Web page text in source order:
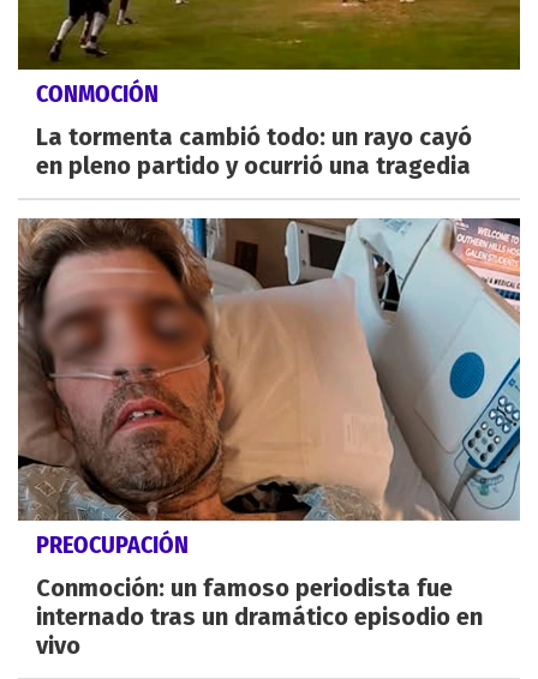
CONMOCIÓN
La tormenta cambió todo: un rayo cayó
en pleno partido y ocurrió una tragedia
PREOCUPACIÓN
Conmoción: un famoso periodista fue
internado tras un dramático episodio en
vivo